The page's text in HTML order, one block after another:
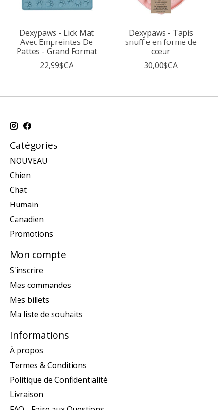
Dexypaws - Lick Mat
Avec Empreintes De
Pattes - Grand Format
22,99$CA
Dexypaws - Tapis
snuffle en forme de
cœur
30,00$CA
Catégories
NOUVEAU
Chien
Chat
Humain
Canadien
Promotions
Mon compte
S'inscrire
Mes commandes
Mes billets
Ma liste de souhaits
Informations
À propos
Termes & Conditions
Politique de Confidentialité
Livraison